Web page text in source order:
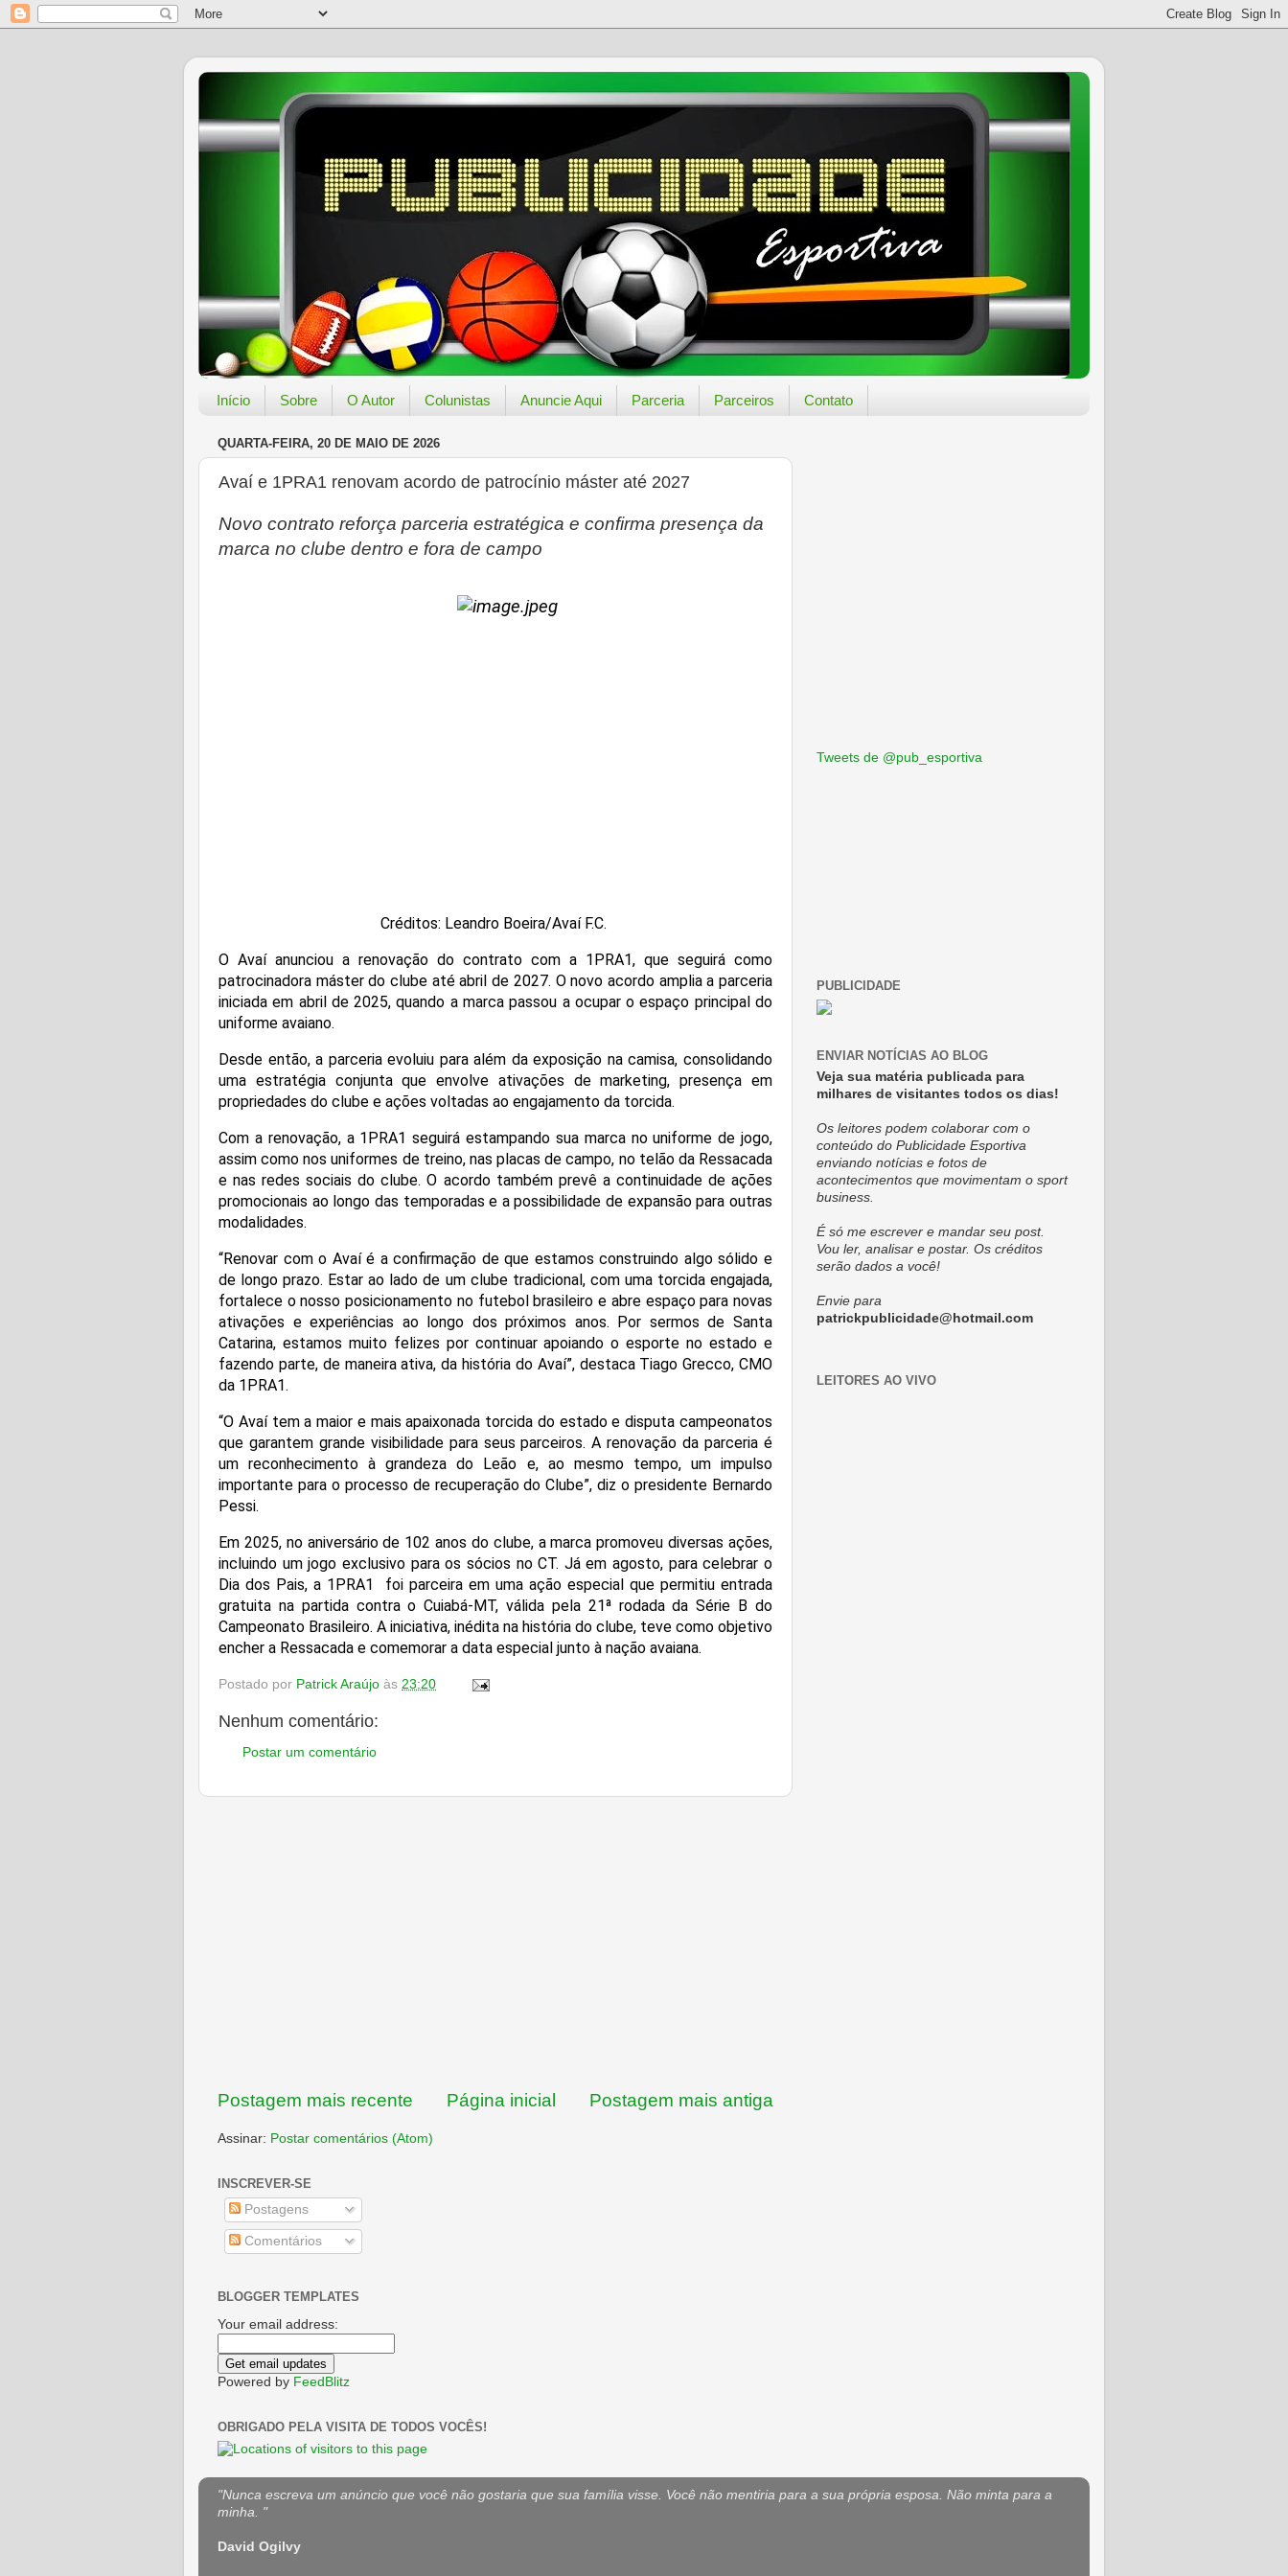
Início Sobre O Autor Colunistas Anuncie Aqui Parceria Parceiros Contato
QUARTA-FEIRA, 20 DE MAIO DE 2026
Avaí e 1PRA1 renovam acordo de patrocínio máster até 2027
Novo contrato reforça parceria estratégica e confirma presença da
marca no clube dentro e fora de campo
Créditos: Leandro Boeira/Avaí F.C.
O Avaí anunciou a renovação do contrato com a 1PRA1, que seguirá como
patrocinadora máster do clube até abril de 2027. O novo acordo amplia a parceria
iniciada em abril de 2025, quando a marca passou a ocupar o espaço principal do
uniforme avaiano.
Desde então, a parceria evoluiu para além da exposição na camisa, consolidando
uma estratégia conjunta que envolve ativações de marketing, presença em
propriedades do clube e ações voltadas ao engajamento da torcida.
Com a renovação, a 1PRA1 seguirá estampando sua marca no uniforme de jogo,
assim como nos uniformes de treino, nas placas de campo, no telão da Ressacada
e nas redes sociais do clube. O acordo também prevê a continuidade de ações
promocionais ao longo das temporadas e a possibilidade de expansão para outras
modalidades.
“Renovar com o Avaí é a confirmação de que estamos construindo algo sólido e
de longo prazo. Estar ao lado de um clube tradicional, com uma torcida engajada,
fortalece o nosso posicionamento no futebol brasileiro e abre espaço para novas
ativações e experiências ao longo dos próximos anos. Por sermos de Santa
Catarina, estamos muito felizes por continuar apoiando o esporte no estado e
fazendo parte, de maneira ativa, da história do Avaí”, destaca Tiago Grecco, CMO
da 1PRA1.
“O Avaí tem a maior e mais apaixonada torcida do estado e disputa campeonatos
que garantem grande visibilidade para seus parceiros. A renovação da parceria é
um reconhecimento à grandeza do Leão e, ao mesmo tempo, um impulso
importante para o processo de recuperação do Clube”, diz o presidente Bernardo
Pessi.
Em 2025, no aniversário de 102 anos do clube, a marca promoveu diversas ações,
incluindo um jogo exclusivo para os sócios no CT. Já em agosto, para celebrar o
Dia dos Pais, a 1PRA1 foi parceira em uma ação especial que permitiu entrada
gratuita na partida contra o Cuiabá-MT, válida pela 21ª rodada da Série B do
Campeonato Brasileiro. A iniciativa, inédita na história do clube, teve como objetivo
encher a Ressacada e comemorar a data especial junto à nação avaiana.
Postado por Patrick Araújo às 23:20
Nenhum comentário:
Postar um comentário
Postagem mais recente Postagem mais antiga
Página inicial
Assinar: Postar comentários (Atom)
INSCREVER-SE
Postagens
Comentários
BLOGGER TEMPLATES
Your email address:
Powered by FeedBlitz
OBRIGADO PELA VISITA DE TODOS VOCÊS!
Tweets de @pub_esportiva
PUBLICIDADE
ENVIAR NOTÍCIAS AO BLOG
Veja sua matéria publicada para
milhares de visitantes todos os dias!
Os leitores podem colaborar com o
conteúdo do Publicidade Esportiva
enviando notícias e fotos de
acontecimentos que movimentam o sport
business.
É só me escrever e mandar seu post.
Vou ler, analisar e postar. Os créditos
serão dados a você!
Envie para
patrickpublicidade@hotmail.com
LEITORES AO VIVO
"Nunca escreva um anúncio que você não gostaria que sua família visse. Você não mentiria para a sua própria esposa. Não minta para a
minha. "
David Ogilvy